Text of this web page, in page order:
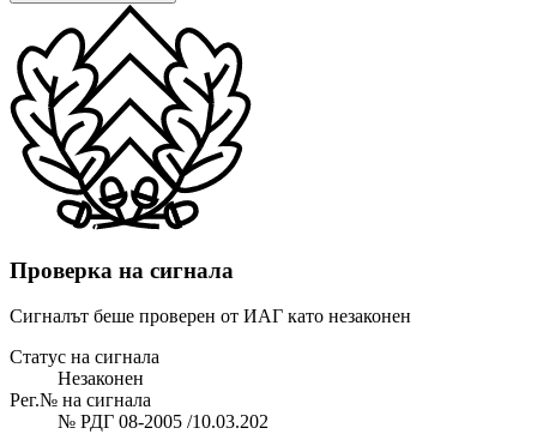
Проверка на сигнала
Сигналът беше проверен от ИАГ като незаконен
Статус на сигнала
Незаконен
Рег.№ на сигнала
№ РДГ 08-2005 /10.03.202